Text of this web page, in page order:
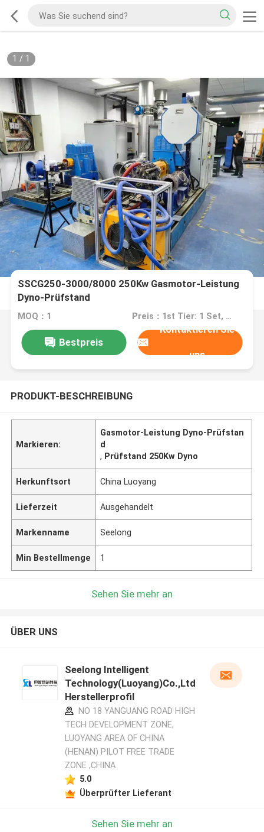
1 / 1
SSCG250-3000/8000 250Kw Gasmotor-Leistung
Dyno-Prüfstand
MOQ：1 Preis：1st Tier: 1 Set, Unit Price USD 3.00 2nd Tier: 2-5 Sets, Unit Price USD 2.00 3rd Tier: Over 5 Sets, Unit Price USD 1.00
Bestpreis
Kontaktieren Sie
uns
PRODUKT-BESCHREIBUNG
Markieren:
Gasmotor-Leistung Dyno-Prüfstan
d
, Prüfstand 250Kw Dyno
Herkunftsort China Luoyang
Lieferzeit Ausgehandelt
Markenname Seelong
Min Bestellmenge 1
Sehen Sie mehr an
ÜBER UNS
Seelong Intelligent
Technology(Luoyang)Co.,Ltd
Herstellerprofil
NO 18 YANGUANG ROAD HIGH
TECH DEVELOPMENT ZONE,
LUOYANG AREA OF CHINA
(HENAN) PILOT FREE TRADE
ZONE ,CHINA
5.0
Überprüfter Lieferant
Sehen Sie mehr an